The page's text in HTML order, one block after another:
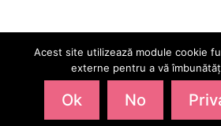
Copyright © SC LovePower
Acest site utilizează module cookie
externe pentru a vă
Ok No